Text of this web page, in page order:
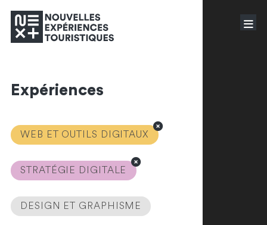
Expériences
WEB ET OUTILS DIGITAUX
STRATÉGIE DIGITALE
DESIGN ET GRAPHISME